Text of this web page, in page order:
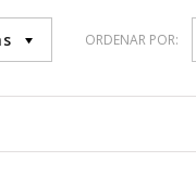
ORDENAR POR: